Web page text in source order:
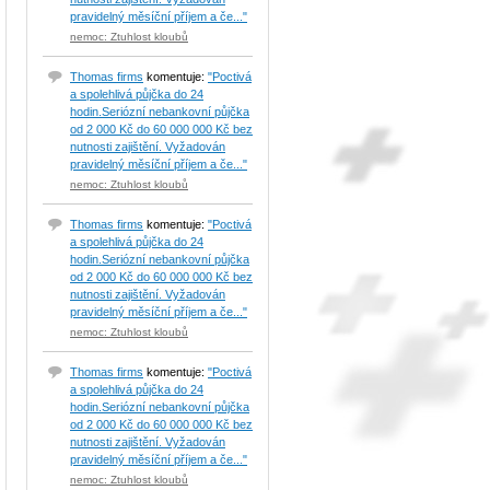
pravidelný měsíční příjem a če..."
nemoc: Ztuhlost kloubů
Thomas firms komentuje: "Poctivá
a spolehlivá půjčka do 24
hodin.Seriózní nebankovní půjčka
od 2 000 Kč do 60 000 000 Kč bez
nutnosti zajištění. Vyžadován
pravidelný měsíční příjem a če..."
nemoc: Ztuhlost kloubů
Thomas firms komentuje: "Poctivá
a spolehlivá půjčka do 24
hodin.Seriózní nebankovní půjčka
od 2 000 Kč do 60 000 000 Kč bez
nutnosti zajištění. Vyžadován
pravidelný měsíční příjem a če..."
nemoc: Ztuhlost kloubů
Thomas firms komentuje: "Poctivá
a spolehlivá půjčka do 24
hodin.Seriózní nebankovní půjčka
od 2 000 Kč do 60 000 000 Kč bez
nutnosti zajištění. Vyžadován
pravidelný měsíční příjem a če..."
nemoc: Ztuhlost kloubů